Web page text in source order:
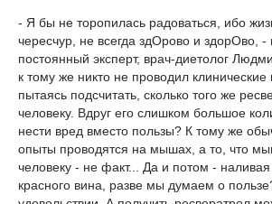
- Я бы не торопилась радоваться, ибо
чересчур, не всегда здОрово и здорОво, -
постоянный эксперт, врач-диетолог
к тому же никто не проводил клинические
пытаясь подсчитать, сколько того же
человеку. Вдруг его слишком большое
нести вред вместо пользы? К тому же
опыты проводятся на мышах, а то, что
человеку - не факт... Да и потом -
красного вина, разве мы думаем о